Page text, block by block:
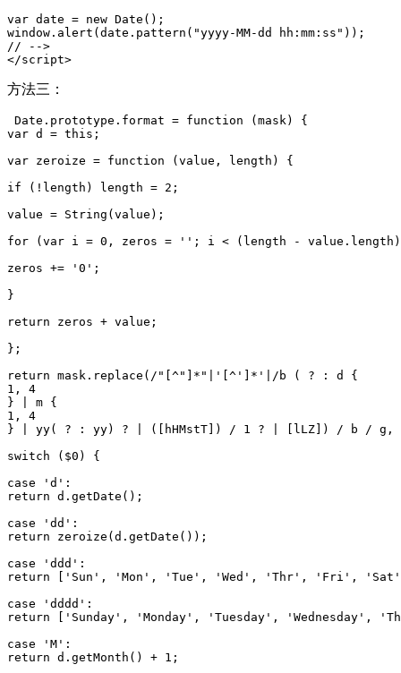
var date = new Date();
window.alert(date.pattern("yyyy-MM-dd hh:mm:ss"));
// -->
</script>
方法三：
Date.prototype.format = function (mask) {
var d = this;
var zeroize = function (value, length) {
if (!length) length = 2;
value = String(value);
for (var i = 0, zeros = ''; i < (length -
zeros += '0';
}
return zeros + value;
};
return mask.replace(/"[^"]*"|'[^']*'|/b ( ? : d {
1, 4
} | m {
1, 4
} | yy( ? : yy) ? | ([hHMstT]) / 1 ? | [lLZ]) / b / g,
switch ($0) {
case 'd':
return d.getDate();
case 'dd':
return zeroize(d.getDate());
case 'ddd':
return ['Sun', 'Mon', 'Tue', 'Wed', 'Thr', 'Fri',
case 'dddd':
return ['Sunday', 'Monday', 'Tuesday', 'Wednesday',
case 'M':
return d.getMonth() + 1;